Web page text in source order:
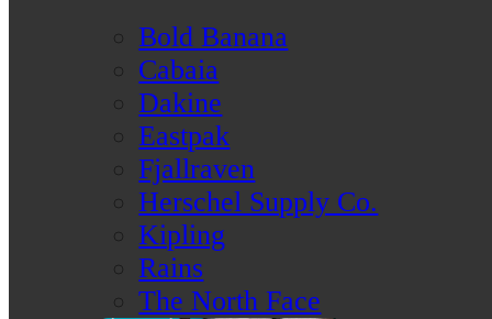
Bold Banana
Cabaia
Dakine
Eastpak
Fjallraven
Herschel Supply Co.
Kipling
Rains
The North Face